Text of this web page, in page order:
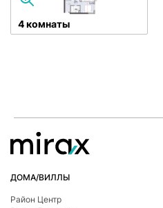
4 комнаты
ДОМА/ВИЛЛЫ
Район Центр